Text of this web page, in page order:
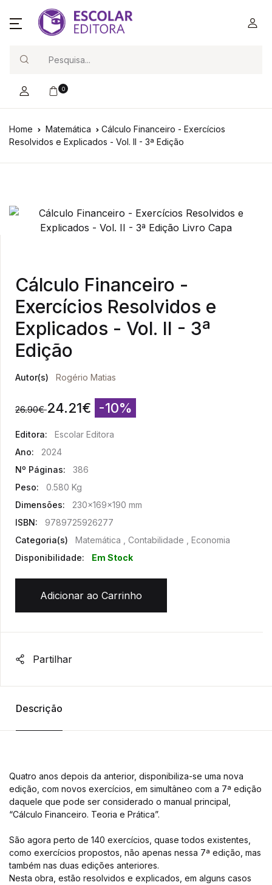
0
Home Matemática
Cálculo Financeiro - Exercícios
Resolvidos e Explicados - Vol. II - 3ª Edição
Cálculo Financeiro -
Exercícios Resolvidos e
Explicados - Vol. II - 3ª
Edição
Autor(s) Rogério Matias
26.90€ 24.21€ -10%
Editora:
Escolar Editora
Ano:
2024
Nº Páginas:
386
Peso:
0.580 Kg
Dimensões:
230x169x190 mm
ISBN:
9789725926277
Categoria(s)
Matemática , Contabilidade , Economia
Disponibilidade:
Em Stock
Adicionar ao Carrinho
Partilhar
Descrição
Quatro anos depois da anterior, disponibiliza-se uma nova
edição, com novos exercícios, em simultâneo com a 7ª edição
daquele que pode ser considerado o manual principal,
“Cálculo Financeiro. Teoria e Prática”.
São agora perto de 140 exercícios, quase todos existentes,
como exercícios propostos, não apenas nessa 7ª edição, mas
também nas duas edições anteriores.
Nesta obra, estão resolvidos e explicados, em alguns casos